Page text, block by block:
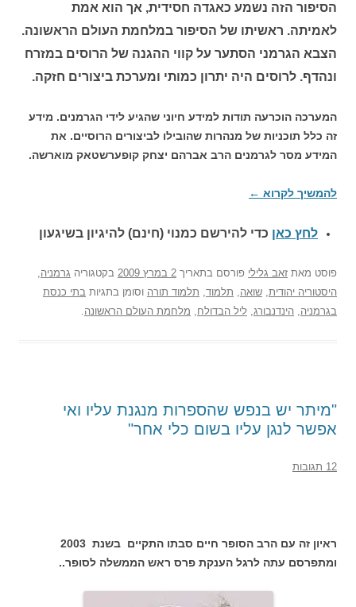
הסיפור הזה נשמע כאגדה חסידית, אך הוא אמת
לאמיתה. ראשיתו של הסיפור במלחמת העולם הראשונה.
הצבא הגרמני הסתער על קווי ההגנה של הרוסים במזרח
ונהדף. לרוסים היה יתרון כמותי ומערכת ביצורים חזקה.
המערכה הוכרעה תודות למידע חיוני שהגיע לידי הגרמנים. מידע
זה כלל תוכניות של מנהרות שהובילו לביצורים הרוסיים. את
המידע מסר לגרמנים הרב אברהם יצחק קופערשטאק מוארשה.
להמשיך לקרוא ←
לחץ כאן כדי להירשם כמנוי (חינם) להיגיון בשיגעון
פוסט מאת זאב גלילי פורסם בתאריך 2 במרץ 2009 בקטגוריה גרמניה,
היסטוריה יהודית, שואה, תלמוד, תלמוד תורה וסומן בתגיות בתי כנסת
בגרמניה, הינדנבורג, ליל הבדולח, מלחמת העולם הראשונה.
"מיתר יש בנפש שהספרות מנגנת עליו ואי
אפשר לנגן עליו בשום כלי אחר"
12 תגובות
ראיון זה עם הרב הסופר חיים סבתו התקיים בשנת 2003
ומתפרסם עתה לרגל הענקת פרס ראש הממשלה לסופר..